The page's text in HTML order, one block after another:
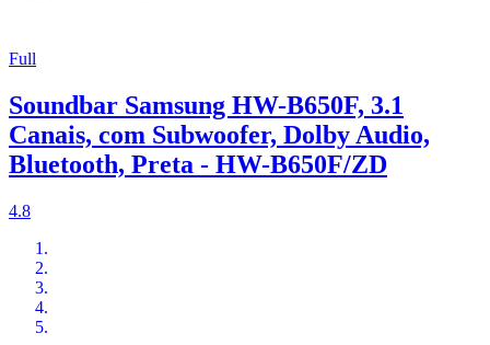
Full
Soundbar Samsung HW-B650F, 3.1
Canais, com Subwoofer, Dolby Audio,
Bluetooth, Preta - HW-B650F/ZD
4.8